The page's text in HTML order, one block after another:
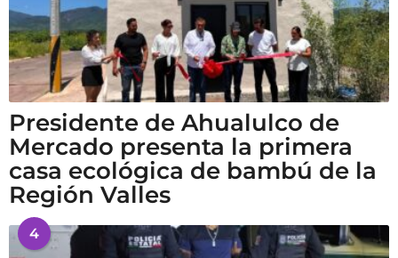
Presidente de Ahualulco de
Mercado presenta la primera
casa ecológica de bambú de la
Región Valles
4